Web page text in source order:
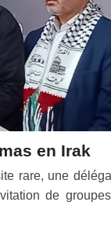
en Irak
rare, une
de